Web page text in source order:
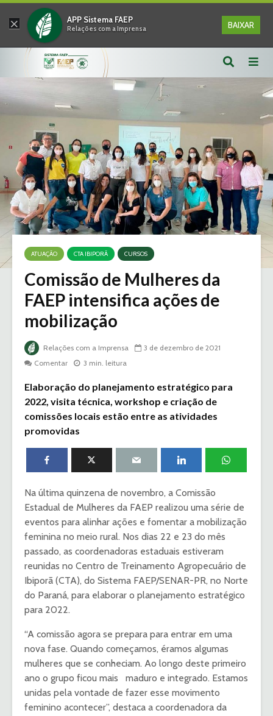
× APP Sistema FAEP
Relações com a Imprensa BAIXAR
ATUAÇÃO CTA IBIPORÃ CURSOS
Comissão de Mulheres da
FAEP intensifica ações de
mobilização
Relações com a Imprensa
3 de dezembro de 2021
Comentar
3 min. leitura
Elaboração do planejamento estratégico para
2022, visita técnica, workshop e criação de
comissões locais estão entre as atividades
promovidas
Na última quinzena de novembro, a Comissão
Estadual de Mulheres da FAEP realizou uma série de
eventos para alinhar ações e fomentar a mobilização
feminina no meio rural. Nos dias 22 e 23 do mês
passado, as coordenadoras estaduais estiveram
reunidas no Centro de Treinamento Agropecuário de
Ibiporã (CTA), do Sistema FAEP/SENAR-PR, no Norte
do Paraná, para elaborar o planejamento estratégico
para 2022.
“A comissão agora se prepara para entrar em uma
nova fase. Quando começamos, éramos algumas
mulheres que se conheciam. Ao longo deste primeiro
ano o grupo ficou mais maduro e integrado. Estamos
unidas pela vontade de fazer esse movimento
feminino acontecer”, destaca a coordenadora da